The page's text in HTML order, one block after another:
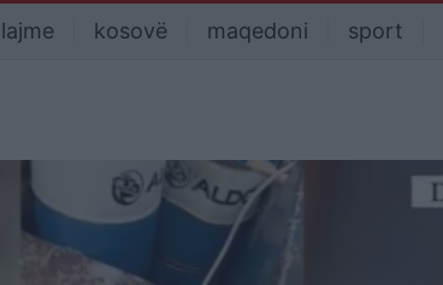
lajme kosovë maqedoni sport